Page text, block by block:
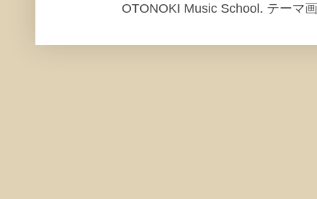
OTONOKI Music School. テーマ